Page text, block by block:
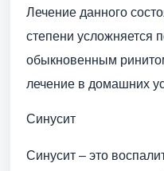
Лечение данного
степени усложняется
обыкновенным
лечение в домашних
Синусит
Синусит – это